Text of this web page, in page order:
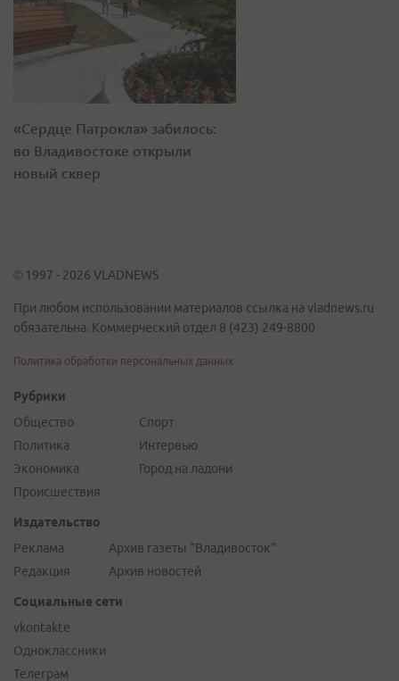
«Сердце Патрокла» забилось:
во Владивостоке открыли
новый сквер
© 1997 - 2026 VLADNEWS
При любом использовании материалов ссылка на vladnews.ru
обязательна. Коммерческий отдел 8 (423) 249-8800
Политика обработки персональных данных
Рубрики
Общество
Политика
Экономика
Происшествия
Спорт
Интервью
Город на ладони
Издательство
Реклама
Редакция
Архив газеты "Владивосток"
Архив новостей
Социальные сети
vkontakte
Одноклассники
Телеграм